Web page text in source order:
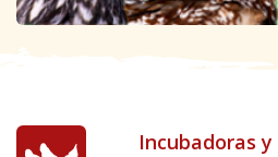
Incubadoras